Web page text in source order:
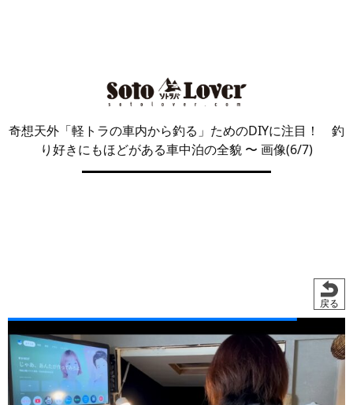
奇想天外「軽トラの車内から釣る」ためのDIYに注目！ 釣
り好きにもほどがある車中泊の全貌 〜 画像(6/7)
戻る